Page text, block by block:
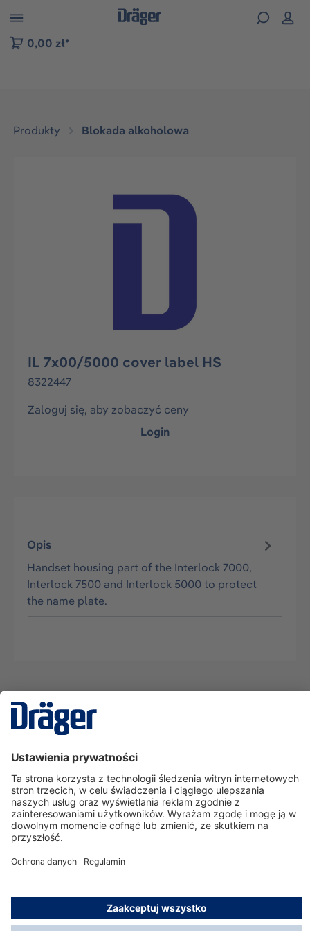
do nawigacji na platformie B2B
0,00 zł*
Produkty Blokada alkoholowa
Pomiń galerię zdjęć
IL 7x00/5000 cover label HS
8322447
Zaloguj się, aby zobaczyć ceny
Login
Opis
Handset housing part of the Interlock 7000,
Interlock 7500 and Interlock 5000 to protect
the name plate.
Serwisowa linia hotline
O nas
Korzystanie ze sklepu
© Dräger Polska Sp. z o.o., 2025